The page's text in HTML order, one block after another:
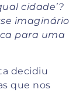
cidade’?
imaginário
para uma
decidiu
que nos